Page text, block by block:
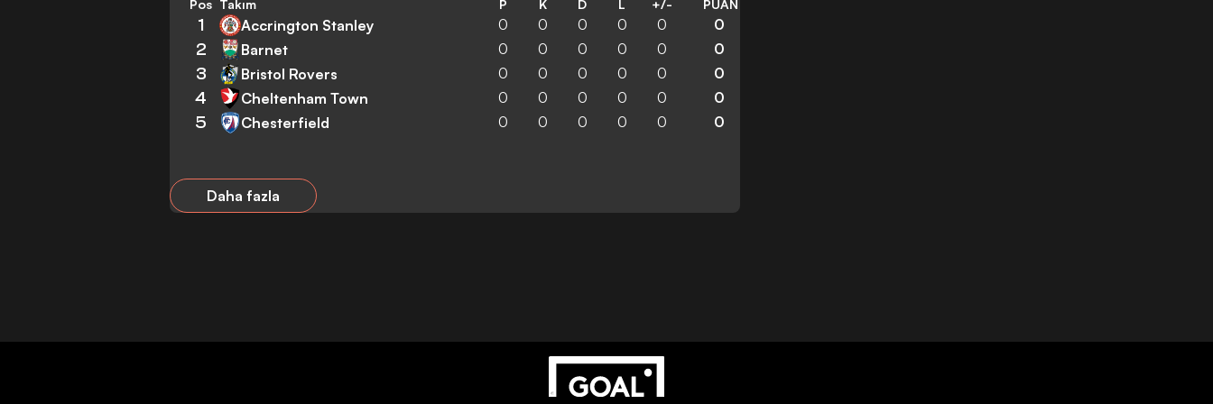
Pos Takım P K D L +/- PUAN
1 Accrington Stanley 0 0 0 0 0 0
2 Barnet 0 0 0 0 0 0
3 Bristol Rovers 0 0 0 0 0 0
4 Cheltenham Town 0 0 0 0 0 0
5 Chesterfield 0 0 0 0 0 0
Daha fazla